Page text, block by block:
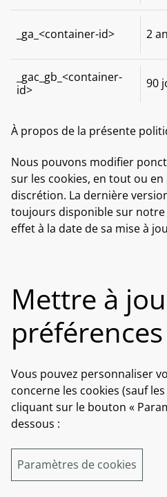
_ga_<container-id> 2
_gac_gb_<container-
id>
90
À propos de la présente
Nous pouvons modifier
sur les cookies, en tout ou
discrétion. La dernière
toujours disponible sur
effet à la date de sa mise à
Mettre à
préférences
Vous pouvez personnaliser
concerne les cookies (sauf
cliquant sur le bouton «
dessous :
Paramètres de cookies